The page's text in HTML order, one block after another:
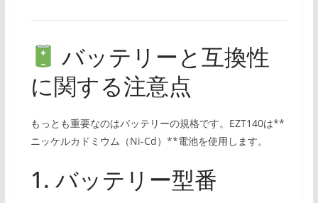
バッテリーと互換性
に関する注意点
もっとも重要なのはバッテリーの規格です。EZT140は**
ニッケルカドミウム（Ni-Cd）**電池を使用します。
1. バッテリー型番